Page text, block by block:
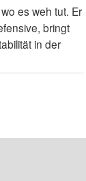
es weh tut. Er
bringt
in der